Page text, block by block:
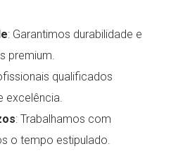
: Garantimos durabilidade e
premium.
qualificados
excelência.
: Trabalhamos com
o tempo estipulado.